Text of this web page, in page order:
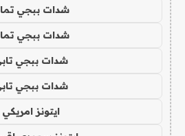
شدات ببجي
شدات ببجي
شدات ببجي
شدات ببجي
ايتونز امريكي